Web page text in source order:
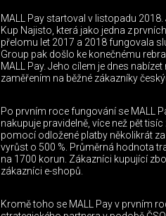
MALL Pay startoval v listopadu
Kup Najisto, která jako jedna z
přelomu let 2017 a 2018 fungovala
Group pak došlo ke konečnému
MALL Pay. Jeho cílem je dnes
zaměřením na běžné zákazníky
Po prvním roce fungování se MALL
nakupuje pravidelně, více než pět
pomocí odložené platby několikrát
vyrůst o 500 %. Průměrná hodnota
na 1700 korun. Zákazníci kupující
zákazníci e-shopů.
Kromě toho se MALL Pay v prvním